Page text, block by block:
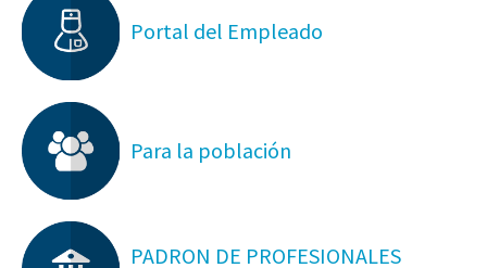
Portal del Empleado
Para la población
PADRON DE PROFESIONALES